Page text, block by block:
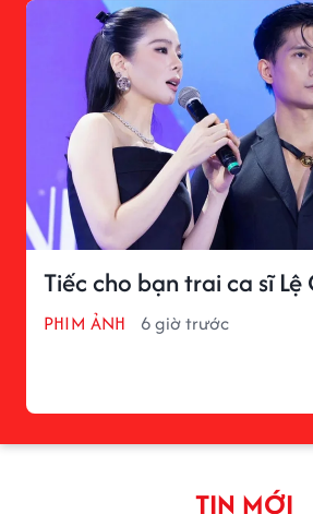
Tiếc cho bạn trai ca sĩ Lệ
PHIM ẢNH 6 giờ trước
TIN MỚI